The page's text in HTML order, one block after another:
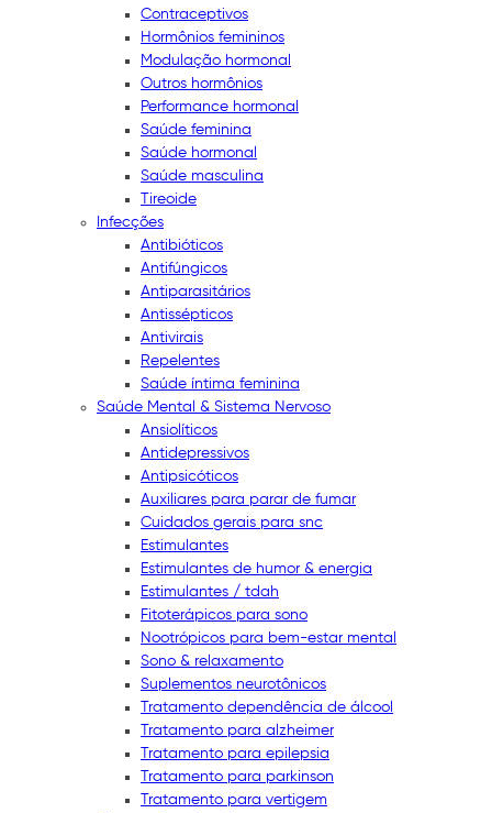
Contraceptivos
Hormônios femininos
Modulação hormonal
Outros hormônios
Performance hormonal
Saúde feminina
Saúde hormonal
Saúde masculina
Tireoide
Infecções
Antibióticos
Antifúngicos
Antiparasitários
Antissépticos
Antivirais
Repelentes
Saúde íntima feminina
Saúde Mental & Sistema Nervoso
Ansiolíticos
Antidepressivos
Antipsicóticos
Auxiliares para parar de fumar
Cuidados gerais para snc
Estimulantes
Estimulantes de humor & energia
Estimulantes / tdah
Fitoterápicos para sono
Nootrópicos para bem-estar mental
Sono & relaxamento
Suplementos neurotônicos
Tratamento dependência de álcool
Tratamento para alzheimer
Tratamento para epilepsia
Tratamento para parkinson
Tratamento para vertigem